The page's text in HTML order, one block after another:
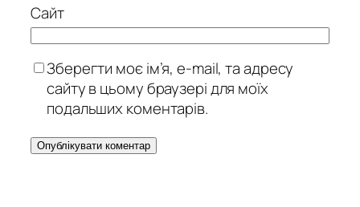
Сайт
Зберегти моє ім’я, e-mail, та адресу
сайту в цьому браузері для моїх
подальших коментарів.